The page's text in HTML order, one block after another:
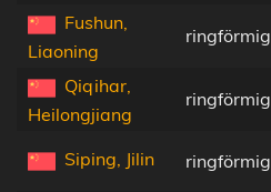
Fushun,
Liaoning
ringförmig
Qiqihar,
Heilongjiang
ringförmig
Siping, Jilin ringförmig